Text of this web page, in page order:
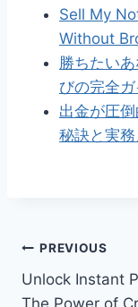
Sell My
Without
勝ちたい
びの完全ガ
出金が圧
秘訣と実
Post
PREVIOUS
Unlock Instant
The Power of